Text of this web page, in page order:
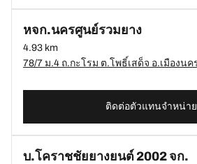
หจก.นครศูนย์รวมยาง
4.93 km
ติดต่อตัวแทนจำหน่าย
บ.โคราชชัยยางยนต์ 2002 จก.